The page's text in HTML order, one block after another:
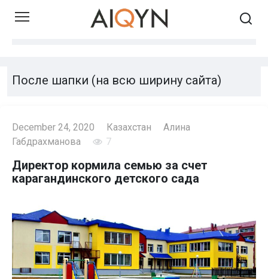
Skip
После шапки (на всю ширину сайта)
December 24, 2020 Казахстан
Алина
Габдрахманова
7
Директор кормила семью за счет
карагандинского детского сада